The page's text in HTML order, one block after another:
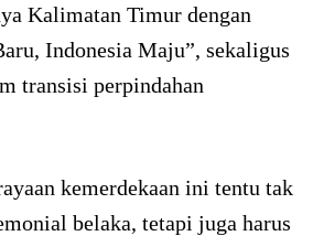
Kalimatan Timur dengan
Indonesia Maju”, sekaligus
transisi perpindahan
kemerdekaan ini tentu tak
belaka, tetapi juga harus